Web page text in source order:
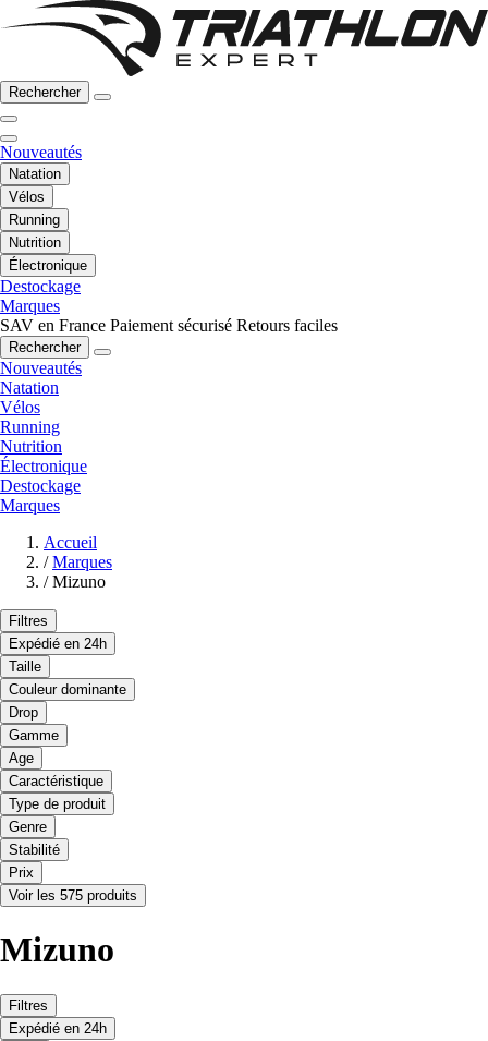
Rechercher
Nouveautés
Natation
Vélos
Running
Nutrition
Électronique
Destockage
Marques
SAV en France Paiement sécurisé Retours faciles
Rechercher
Nouveautés
Natation
Vélos
Running
Nutrition
Électronique
Destockage
Marques
Accueil
/ Marques
/ Mizuno
Filtres
Expédié en 24h
Taille
Couleur dominante
Drop
Gamme
Age
Caractéristique
Type de produit
Genre
Stabilité
Prix
Voir les 575 produits
Mizuno
Filtres
Expédié en 24h